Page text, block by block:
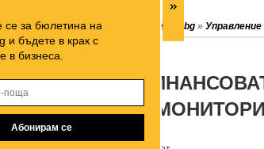
biznesidei.bg » Управление
И
Абонирайте се за бюлетина на
biznesidei.bg и бъдете в крак с
тенденциите в бизнеса.